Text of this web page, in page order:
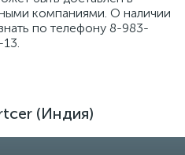
компаниями. О наличии
по телефону 8-983-
(Индия)